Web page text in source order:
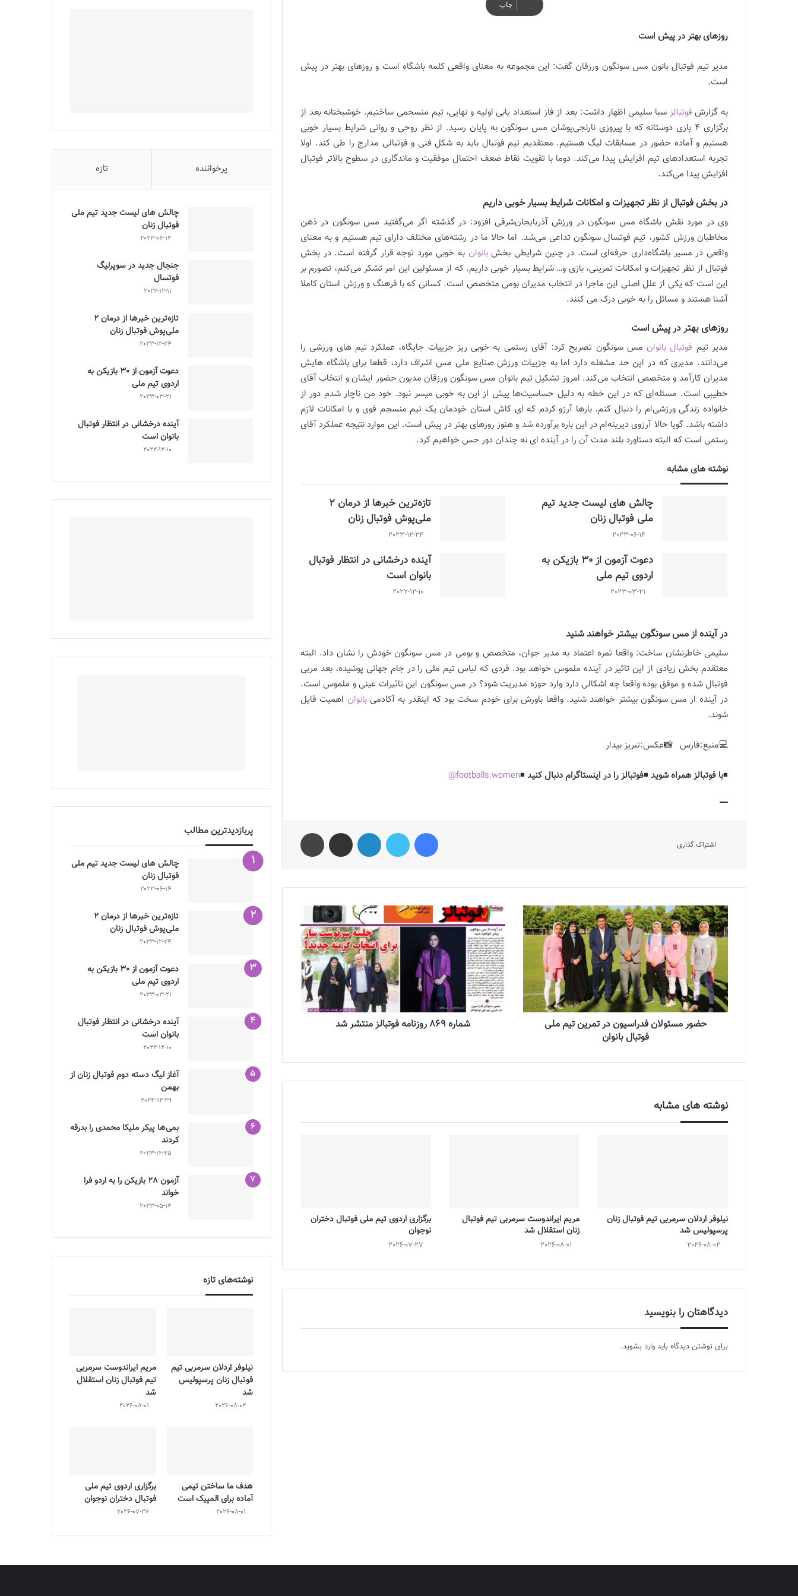
چاپ
روزهای بهتر در پیش است
مدیر تیم فوتبال بانون مس سونگون ورزقان گفت: این مجموعه به معنای واقعی کلمه باشگاه است و روزهای بهتر در پیش
است.
به گزارش فوتبالز سبا سلیمی اظهار داشت: بعد از فاز استعداد یابی اولیه و نهایی، تیم منسجمی ساختیم. خوشبختانه بعد از
برگزاری ۴ بازی دوستانه که با پیروزی نارنجی‌پوشان مس سونگون به پایان رسید. از نظر روحی و روانی شرایط بسیار خوبی
هستیم و آماده حضور در مسابقات لیگ هستیم. معتقدیم تیم فوتبال باید به شکل فنی و فوتبالی مدارج را طی کند. اولا
تجربه استعدادهای تیم افزایش پیدا می‌کند. دوما با تقویت نقاط ضعف احتمال موفقیت و ماندگاری در سطوح بالاتر فوتبال
افزایش پیدا می‌کند.
در بخش فوتبال از نظر تجهیزات و امکانات شرایط بسیار خوبی داریم
وی در مورد نقش باشگاه مس سونگون در ورزش آذربایجان‌شرقی افزود: در گذشته اگر می‌گفتید مس سونگون در ذهن
مخاطبان ورزش کشور، تیم فوتسال سونگون تداعی می‌شد. اما حالا ما در رشته‌های مختلف دارای تیم هستیم و به معنای
واقعی در مسیر باشگاه‌داری حرفه‌ای است. در چنین شرایطی بخشبانوان به خوبی مورد توجه قرار گرفته است. در بخش
فوتبال از نظر تجهیزات و امکانات تمرینی، بازی و… شرایط بسیار خوبی داریم. که از مسئولین این امر تشکر می‌کنم، تصورم بر
این است که یکی از علل اصلی این ماجرا در انتخاب مدیران بومی متخصص است. کسانی که با فرهنگ و ورزش استان کاملا
آشنا هستند و مسائل را به خوبی درک می کنند.
روزهای بهتر در پیش است
مدیر تیم فوتبال بانوان مس سونگون تصریح کرد: آقای رستمی به خوبی ریز جزییات جایگاه، عملکرد تیم های ورزشی را
می‌دانند. مدیری که در اپن حد مشغله دارد اما به جزییات ورزش صنایع ملی مس اشراف دارد، قطعا برای باشگاه هایش
مدیران کارآمد و متخصص انتخاب می‌کند. امروز تشکیل تیم بانوان مس سونگون ورزقان مدیون حضور ایشان و انتخاب آقای
خطیبی است. مسئله‌ای که در این خطه به دلیل حساسیت‌ها پیش از این به خوبی میسر نبود. خود من ناچار شدم دور از
خانواده زندگی ورزشی‌ام را دنبال کنم. بارها آرزو کردم که ای کاش استان خودمان یک تیم منسجم قوی و با امکانات لازم
داشته باشد. گویا حالا آرزوی دیرینه‌ام در این باره برآورده شد و هنوز روزهای بهتر در پیش است. این موارد نتیجه عملکرد آقای
رستمی است که البته دستاورد بلند مدت آن را در آینده ای نه چندان دور حس خواهیم کرد.
نوشته های مشابه
چالش هاى ليست جدید تيم
ملى فوتبال زنان
2023-06-14
تازه‌ترین خبرها از درمان ۲
ملی‌پوش فوتبال زنان
2023-12-24
دعوت آزمون از 30 بازیکن به
اردوی تیم ملی
2023-03-21
آینده درخشانی در انتظار فوتبال
بانوان است
2022-12-10
در آینده از مس سونگون بیشتر خواهند شنید
سلیمی خاطرنشان ساخت: واقعا ثمره اعتماد به مدیر جوان، متخصص و بومی در مس سونگون خودش را نشان داد. البته
معتقدم بخش زیادی از این تاثیر در آینده ملموس خواهد بود. فردی که لباس تیم ملی را در جام جهانی پوشیده، بعد مربی
فوتبال شده و موفق بوده واقعا چه اشکالی دارد وارد حوزه مدیریت شود؟ در مس سونگون این تاثیرات عینی و ملموس است.
در آینده از مس سونگون بیشتر خواهند شنید. واقعا باورش برای خودم سخت بود که اینقدر به آکادمیبانوان اهمیت قایل
شوند.
💻منبع:فارس 📸عکس:تبریز بیدار
◾️با فوتبالز همراه شوید ◾️فوتبالز را در اینستاگرام دنبال کنید ◾️
footballs.women@
اشتراک گذاری
حضور مسئولان فدراسیون در تمرین تیم ملی
فوتبال بانوان
شماره 869 روزنامه فوتبالز منتشر شد
نوشته های مشابه
نیلوفر اردلان سرمربی تیم فوتبال زنان
پرسپولیس شد
2026-08-02
مریم ایراندوست سرمربی تیم فوتبال
زنان استقلال شد
2026-08-01
برگزاری اردوی تیم ملی فوتبال دختران
نوجوان
2026-07-27
دیدگاهتان را بنویسید
برای نوشتن دیدگاه باید وارد بشوید.
پرخواننده تازه
چالش هاى ليست جدید تيم ملى
فوتبال زنان
2023-06-14
جنجال جدید در سوپرلیگ
فوتسال
2022-12-11
تازه‌ترین خبرها از درمان ۲
ملی‌پوش فوتبال زنان
2023-12-24
دعوت آزمون از 30 بازیکن به
اردوی تیم ملی
2023-03-21
آینده درخشانی در انتظار فوتبال
بانوان است
2022-12-10
پربازدیدترین مطالب
چالش هاى ليست جدید تيم ملى
فوتبال زنان
2023-06-14
تازه‌ترین خبرها از درمان ۲
ملی‌پوش فوتبال زنان
2023-12-24
دعوت آزمون از 30 بازیکن به
اردوی تیم ملی
2023-03-21
آینده درخشانی در انتظار فوتبال
بانوان است
2022-12-10
آغاز لیگ دسته دوم فوتبال زنان از
بهمن
2024-12-29
بمی‌ها پیکر ملیکا محمدی را بدرقه
کردند
2023-12-25
آزمون 28 بازیکن را به اردو فرا
خواند
2023-05-14
نوشته‌های تازه
نیلوفر اردلان سرمربی تیم
فوتبال زنان پرسپولیس
شد
2026-08-02
مریم ایراندوست سرمربی
تیم فوتبال زنان استقلال
شد
2026-08-01
هدف ما ساختن تیمی
آماده برای المپیک است
2026-08-01
برگزاری اردوی تیم ملی
فوتبال دختران نوجوان
2026-07-27